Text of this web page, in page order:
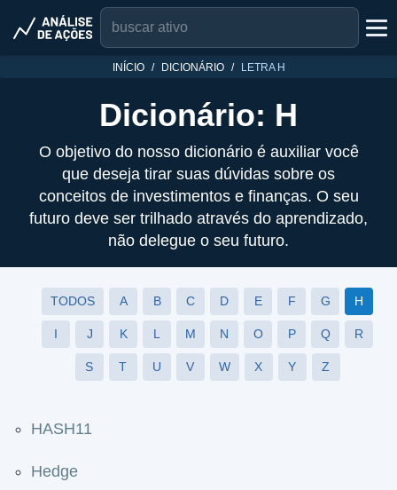
INÍCIO DICIONÁRIO LETRA H
Dicionário: H
O objetivo do nosso dicionário é auxiliar você
que deseja tirar suas dúvidas sobre os
conceitos de investimentos e finanças. O seu
futuro deve ser trilhado através do aprendizado,
não delegue o seu futuro.
TODOS A B C D E F G H
I J K L M N O P Q R
S T U V W X Y Z
HASH11
Hedge